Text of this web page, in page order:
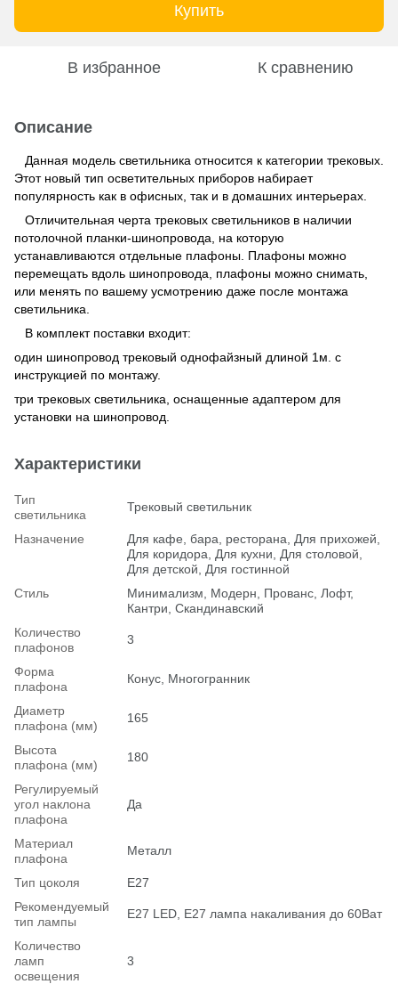
Купить
В избранное К сравнению
Описание
Данная модель светильника относится к категории трековых.
Этот новый тип осветительных приборов набирает
популярность как в офисных, так и в домашних интерьерах.
Отличительная черта трековых светильников в наличии
потолочной планки-шинопровода, на которую
устанавливаются отдельные плафоны. Плафоны можно
перемещать вдоль шинопровода, плафоны можно снимать,
или менять по вашему усмотрению даже после монтажа
светильника.
В комплект поставки входит:
один шинопровод трековый однофайзный длиной 1м. с
инструкцией по монтажу.
три трековых светильника, оснащенные адаптером для
установки на шинопровод.
Характеристики
Тип
светильника
Трековый светильник
Назначение
Для кафе, бара, ресторана, Для прихожей,
Для коридора, Для кухни, Для столовой,
Для детской, Для гостинной
Стиль
Минимализм, Модерн, Прованс, Лофт,
Кантри, Скандинавский
Количество
плафонов
3
Форма
плафона
Конус, Многогранник
Диаметр
плафона (мм)
165
Высота
плафона (мм)
180
Регулируемый
угол наклона
плафона
Да
Материал
плафона
Металл
Тип цоколя
E27
Рекомендуемый
тип лампы
Е27 LED, E27 лампа накаливания до 60Ват
Количество
ламп
освещения
3